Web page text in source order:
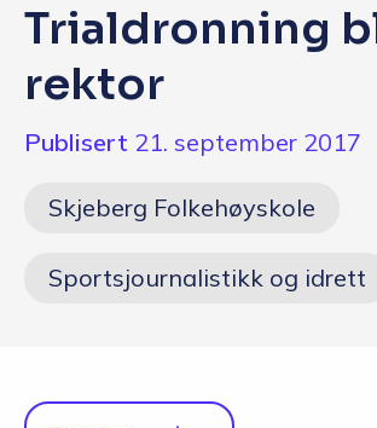
English
Søk i dag
Trialdronning
rektor
Publisert 21. september 2017
Skjeberg Folkehøyskole
Sportsjournalistikk og idrett